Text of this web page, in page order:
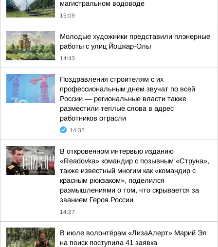
магистральном водоводе
15:09
Молодые художники представили плэнерные
работы с улиц Йошкар-Олы
14:43
Поздравления строителям с их
профессиональным днем звучат по всей
России — региональные власти также
разместили теплые слова в адрес
работников отрасли
14:32
В откровенном интервью изданию
«Readovka» командир с позывным «Струна»,
также известный многим как «командир с
красным рюкзаком», поделился
размышлениями о том, что скрывается за
званием Героя России
14:27
В июле волонтёрам «ЛизаАлерт» Марий Эл
на поиск поступила 41 заявка